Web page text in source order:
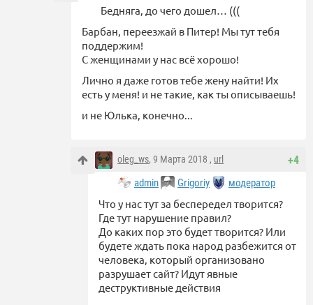
Бедняга, до чего дошел… (((
Барбан, переезжай в Питер! Мы тут тебя
поддержим!
С женщинами у нас всё хорошо!
Лично я даже готов тебе жену найти! Их
есть у меня! и не такие, как ты описываешь!
и не Юлька, конечно...
+4
oleg_ws, 9 Марта 2018 , url
admin Grigoriy модератор
Что у нас тут за беспередел творится?
Где тут нарушение правил?
До каких пор это будет творится? Или
будете ждать пока народ разбежится от
человека, который организовано
разрушает сайт? Идут явные
деструктивные действия